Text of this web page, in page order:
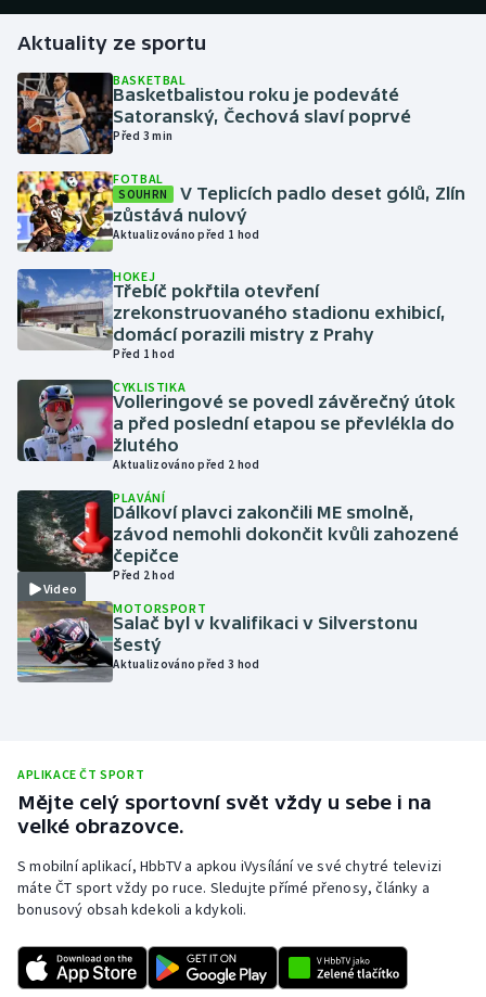
Golf
Gymnastika
Házená
Jezdectví
Judo
Krasobruslení
Lyže a snowboard
Moderní pětiboj
Motorsport
Olympijské hry
Parasport
Plavání
Ragby
Rychlobruslení
Rychlostní kanoistika
Sportovní střelba
Aktuality ze sportu
BASKETBAL
Basketbalistou roku je podeváté
Satoranský, Čechová slaví poprvé
Před 3 min
FOTBAL
SOUHRN
V Teplicích padlo deset gólů, Zlín
zůstává nulový
Aktualizováno před 1 hod
HOKEJ
Třebíč pokřtila otevření
zrekonstruovaného stadionu exhibicí,
domácí porazili mistry z Prahy
Před 1 hod
CYKLISTIKA
Volleringové se povedl závěrečný útok
a před poslední etapou se převlékla do
žlutého
Aktualizováno před 2 hod
Video
PLAVÁNÍ
Dálkoví plavci zakončili ME smolně,
závod nemohli dokončit kvůli zahozené
čepičce
Před 2 hod
MOTORSPORT
Salač byl v kvalifikaci v Silverstonu
šestý
Aktualizováno před 3 hod
APLIKACE ČT SPORT
Mějte celý sportovní svět vždy u sebe i na
velké obrazovce.
S mobilní aplikací, HbbTV a apkou iVysílání ve své chytré televizi
máte ČT sport vždy po ruce. Sledujte přímé přenosy, články a
bonusový obsah kdekoli a kdykoli.